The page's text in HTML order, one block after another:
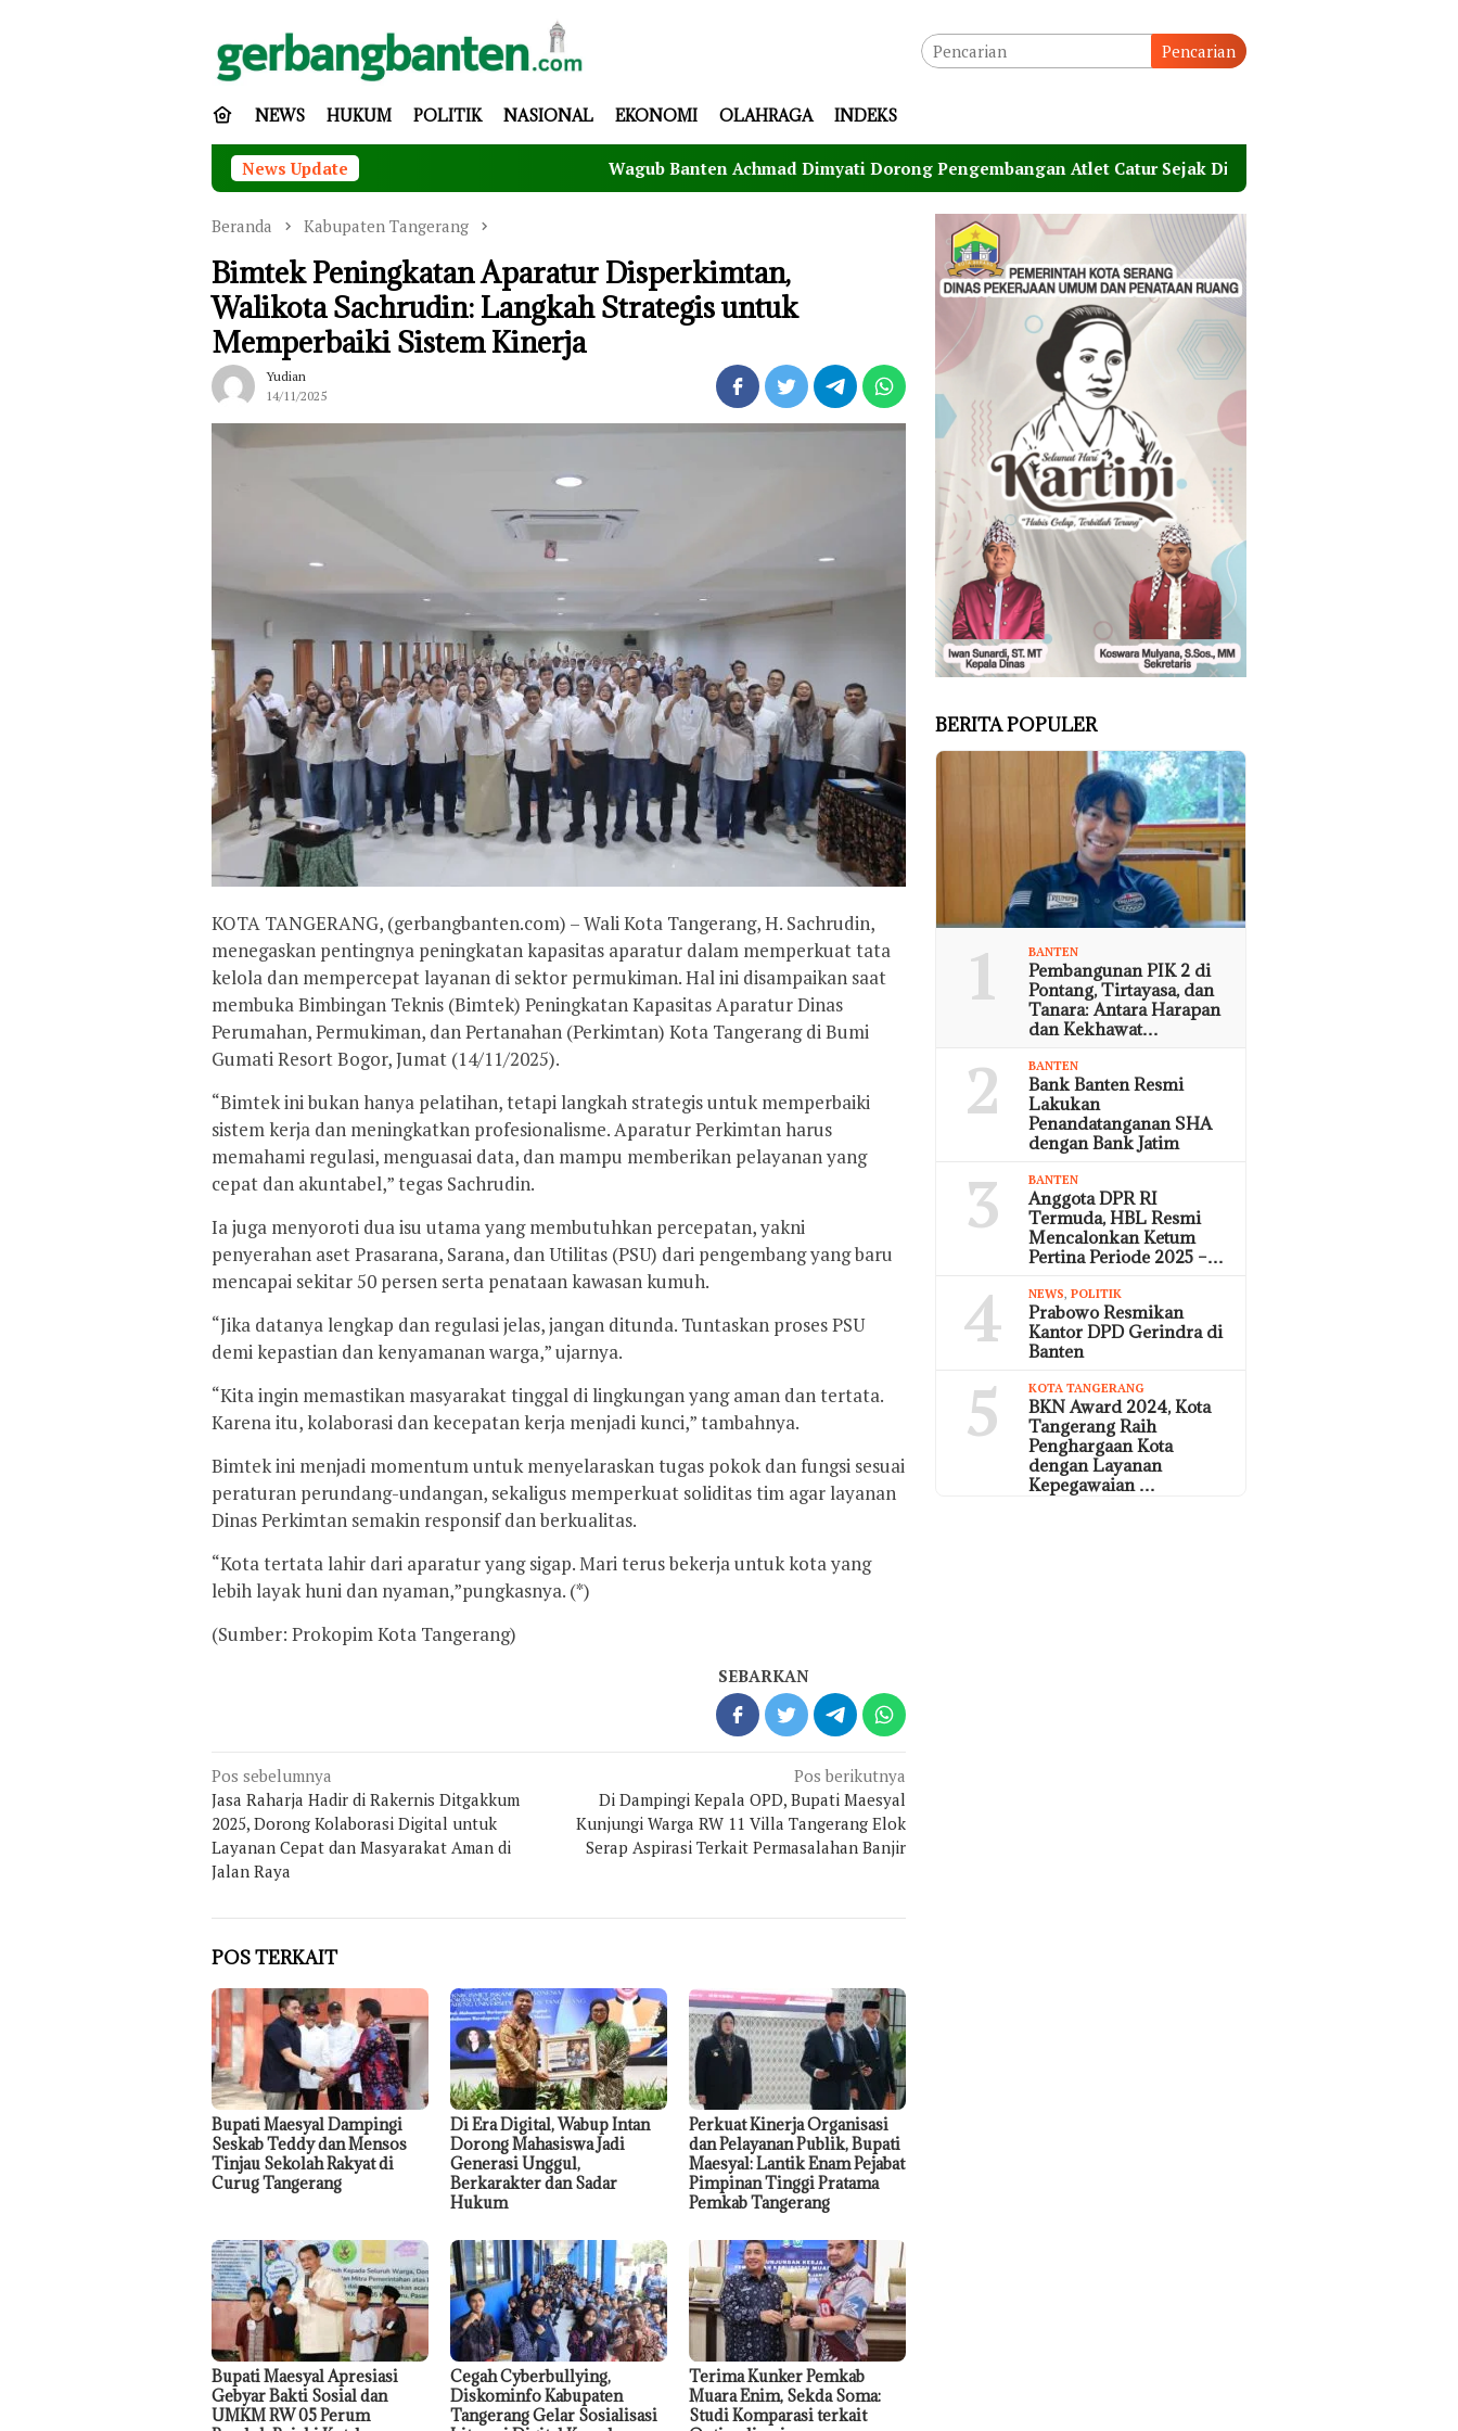
Pencarian
NEWS HUKUM POLITIK NASIONAL EKONOMI OLAHRAGA INDEKS
News Update Wagub Banten Achmad Dimyati Dorong Pengembangan Atlet Catur Sejak Dini Belajar dari Keterbatasan,
Beranda Kabupaten Tangerang
Bimtek Peningkatan Aparatur Disperkimtan,
Walikota Sachrudin: Langkah Strategis untuk
Memperbaiki Sistem Kinerja
Yudian
14/11/2025
KOTA TANGERANG, (gerbangbanten.com) – Wali Kota Tangerang, H. Sachrudin,
menegaskan pentingnya peningkatan kapasitas aparatur dalam memperkuat tata
kelola dan mempercepat layanan di sektor permukiman. Hal ini disampaikan saat
membuka Bimbingan Teknis (Bimtek) Peningkatan Kapasitas Aparatur Dinas
Perumahan, Permukiman, dan Pertanahan (Perkimtan) Kota Tangerang di Bumi
Gumati Resort Bogor, Jumat (14/11/2025).
“Bimtek ini bukan hanya pelatihan, tetapi langkah strategis untuk memperbaiki
sistem kerja dan meningkatkan profesionalisme. Aparatur Perkimtan harus
memahami regulasi, menguasai data, dan mampu memberikan pelayanan yang
cepat dan akuntabel,” tegas Sachrudin.
Ia juga menyoroti dua isu utama yang membutuhkan percepatan, yakni
penyerahan aset Prasarana, Sarana, dan Utilitas (PSU) dari pengembang yang baru
mencapai sekitar 50 persen serta penataan kawasan kumuh.
“Jika datanya lengkap dan regulasi jelas, jangan ditunda. Tuntaskan proses PSU
demi kepastian dan kenyamanan warga,” ujarnya.
“Kita ingin memastikan masyarakat tinggal di lingkungan yang aman dan tertata.
Karena itu, kolaborasi dan kecepatan kerja menjadi kunci,” tambahnya.
Bimtek ini menjadi momentum untuk menyelaraskan tugas pokok dan fungsi sesuai
peraturan perundang-undangan, sekaligus memperkuat soliditas tim agar layanan
Dinas Perkimtan semakin responsif dan berkualitas.
“Kota tertata lahir dari aparatur yang sigap. Mari terus bekerja untuk kota yang
lebih layak huni dan nyaman,”pungkasnya. (*)
(Sumber: Prokopim Kota Tangerang)
SEBARKAN
Navigasi
pos
Pos sebelumnya
Jasa Raharja Hadir di Rakernis Ditgakkum
2025, Dorong Kolaborasi Digital untuk
Layanan Cepat dan Masyarakat Aman di
Jalan Raya
Pos berikutnya
Di Dampingi Kepala OPD, Bupati Maesyal
Kunjungi Warga RW 11 Villa Tangerang Elok
Serap Aspirasi Terkait Permasalahan Banjir
POS TERKAIT
Bupati Maesyal Dampingi
Seskab Teddy dan Mensos
Tinjau Sekolah Rakyat di
Curug Tangerang
Di Era Digital, Wabup Intan
Dorong Mahasiswa Jadi
Generasi Unggul,
Berkarakter dan Sadar
Hukum
Perkuat Kinerja Organisasi
dan Pelayanan Publik, Bupati
Maesyal: Lantik Enam Pejabat
Pimpinan Tinggi Pratama
Pemkab Tangerang
Bupati Maesyal Apresiasi
Gebyar Bakti Sosial dan
UMKM RW 05 Perum
Cegah Cyberbullying,
Diskominfo Kabupaten
Tangerang Gelar Sosialisasi
Terima Kunker Pemkab
Muara Enim, Sekda Soma:
Studi Komparasi terkait
BERITA POPULER
1 BANTEN
Pembangunan PIK 2 di
Pontang, Tirtayasa, dan
Tanara: Antara Harapan
dan Kekhawat…
2 BANTEN
Bank Banten Resmi
Lakukan
Penandatanganan SHA
dengan Bank Jatim
3 BANTEN
Anggota DPR RI
Termuda, HBL Resmi
Mencalonkan Ketum
Pertina Periode 2025 –…
4 NEWS,POLITIK
Prabowo Resmikan
Kantor DPD Gerindra di
Banten
5 KOTA TANGERANG
BKN Award 2024, Kota
Tangerang Raih
Penghargaan Kota
dengan Layanan
Kepegawaian …